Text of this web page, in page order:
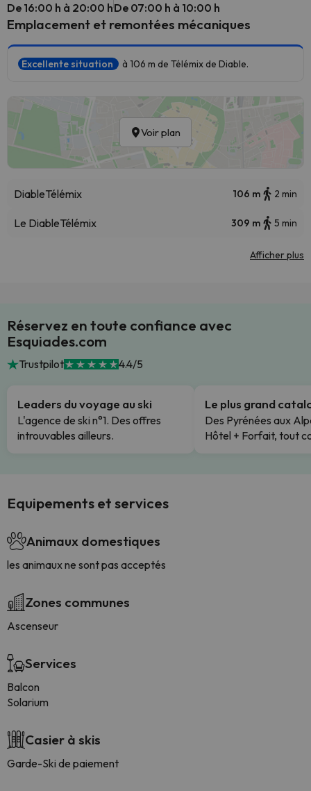
De 16:00 h à 20:00 hDe 07:00 h à 10:00 h
Emplacement et remontées mécaniques
Excellente situation à 106 m de Télémix de Diable.
Voir plan
DiableTélémix 106 m 2 min
Le DiableTélémix 309 m 5 min
Afficher plus
Réservez en toute confiance avec
Esquiades.com
Trustpilot 4.4/5
Leaders du voyage au ski
L'agence de ski n°1. Des offres
introuvables ailleurs.
Le plus grand
Des Pyrénées aux
Hôtel + Forfait, tout
Equipements et services
Animaux domestiques
les animaux ne sont pas acceptés
Zones communes
Ascenseur
Services
Balcon
Solarium
Casier à skis
Garde-Ski de paiement